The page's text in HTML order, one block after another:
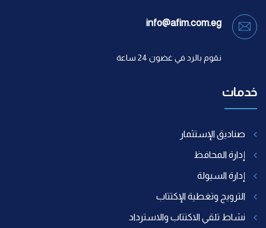
info@afim.com.eg
نقوم بالرد في غضون 24 ساعة
خدمات
صناديق الإستثمار
إدارة المحافظ
إدارة السيولة
الترويج وتغطية الإكتتاب
نشاط تلقي الاكتتاب والاسترداد